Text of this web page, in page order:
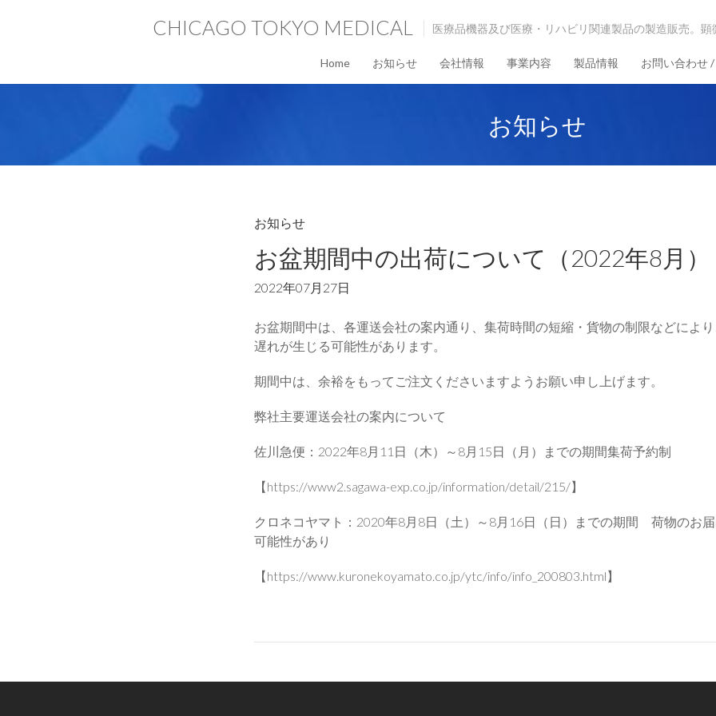
CHICAGO TOKYO MEDICAL 医療品機器及び医療・リハビリ関連製品の製造販売。顕
Home お知らせ 会社情報 事業内容 製品情報 お問い合わせ
お知らせ
お知らせ
お盆期間中の出荷について（2022年8月）
2022年07月27日
お盆期間中は、各運送会社の案内通り、集荷時間の短縮・貨物の制限などによ
遅れが生じる可能性があります。
期間中は、余裕をもってご注文くださいますようお願い申し上げます。
弊社主要運送会社の案内について
佐川急便：2022年8月11日（木）～8月15日（月）までの期間集荷予約制
【https://www2.sagawa-exp.co.jp/information/detail/215/】
クロネコヤマト：2020年8月8日（土）～8月16日（日）までの期間 荷物のお
可能性があり
【https://www.kuronekoyamato.co.jp/ytc/info/info_200803.html】